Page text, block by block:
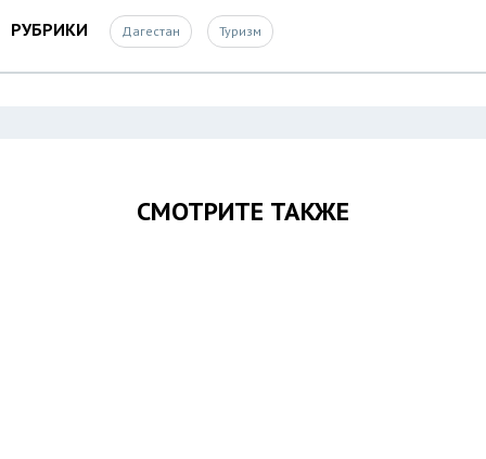
РУБРИКИ Дагестан Туризм
СМОТРИТЕ ТАКЖЕ